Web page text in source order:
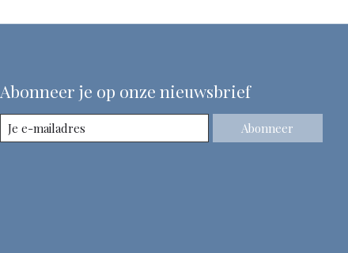
Abonneer je op onze nieuwsbrief
Abonneer